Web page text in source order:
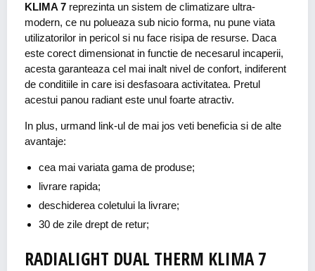
KLIMA 7 reprezinta un sistem de climatizare ultra-
modern, ce nu polueaza sub nicio forma, nu pune viata
utilizatorilor in pericol si nu face risipa de resurse. Daca
este corect dimensionat in functie de necesarul incaperii,
acesta garanteaza cel mai inalt nivel de confort, indiferent
de conditiile in care isi desfasoara activitatea. Pretul
acestui panou radiant este unul foarte atractiv.
In plus, urmand link-ul de mai jos veti beneficia si de alte
avantaje:
cea mai variata gama de produse;
livrare rapida;
deschiderea coletului la livrare;
30 de zile drept de retur;
RADIALIGHT DUAL THERM KLIMA 7